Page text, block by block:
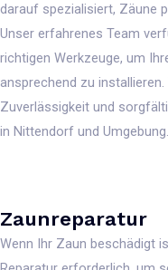
darauf spezialisiert, Zäune
Unser erfahrenes Team
richtigen Werkzeuge, um
ansprechend zu
Zuverlässigkeit und
in Nittendorf und Umgebung.
Zaunreparatur
Wenn Ihr Zaun beschädigt